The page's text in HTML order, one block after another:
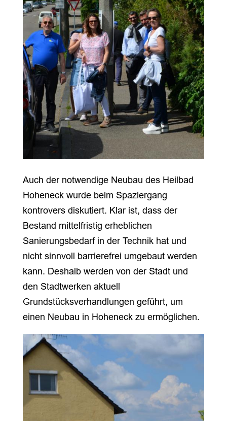
Auch der notwendige Neubau des Heilbad
Hoheneck wurde beim Spaziergang
kontrovers diskutiert. Klar ist, dass der
Bestand mittelfristig erheblichen
Sanierungsbedarf in der Technik hat und
nicht sinnvoll barrierefrei umgebaut werden
kann. Deshalb werden von der Stadt und
den Stadtwerken aktuell
Grundstücksverhandlungen geführt, um
einen Neubau in Hoheneck zu ermöglichen.